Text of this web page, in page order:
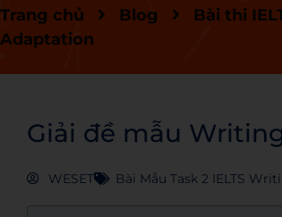
Trang chủ Blog Bài thi
Adaptation
Giải đề mẫu
WESET Bài Mẫu Task 2 IELTS